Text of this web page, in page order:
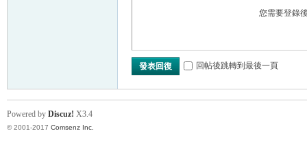
您需要登錄
發表回復 回帖後跳轉到最後一頁
Powered by Discuz! X3.4
© 2001-2017 Comsenz Inc.